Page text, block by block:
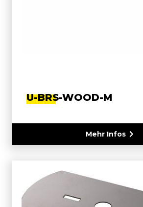
U-BRS-WOOD-M
Mehr Infos